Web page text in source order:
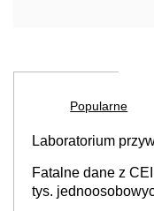
Popularne
Laboratorium
Fatalne dane z
tys.